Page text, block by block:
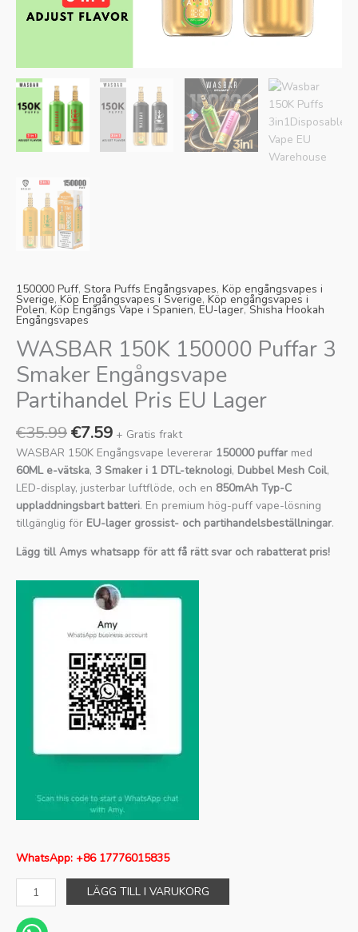
150000 Puff, Stora Puffs Engångsvapes, Köp engångsvapes i
Sverige, Köp Engångsvapes i Sverige, Köp engångsvapes i
Polen, Köp Engångs Vape i Spanien, EU-lager,Shisha Hookah
Engångsvapes
WASBAR 150K 150000 Puffar 3
Smaker Engångsvape
Partihandel Pris EU Lager
€35.99€7.59 + Gratis frakt
WASBAR 150K Engångsvape levererar 150000 puffar med
60ML e-vätska, 3 Smaker i 1 DTL-teknologi, Dubbel Mesh Coil,
LED-display, justerbar luftflöde, och en 850mAh Typ-C
uppladdningsbart batteri. En premium hög-puff vape-lösning
tillgänglig för EU-lager grossist- och partihandelsbeställningar.
Lägg till Amys whatsapp för att få rätt svar och rabatterat pris!
WhatsApp: +86 17776015835
LÄGG TILL I VARUKORG
Latvian
Slovenian
Czech
Croatian
Greek